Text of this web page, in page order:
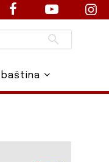
Pretraži
baština